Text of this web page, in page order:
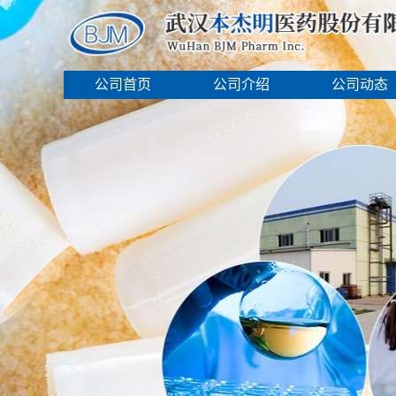
公司首页 公司介绍 公司动态